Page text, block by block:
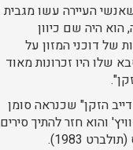
שאנשי העיירה עשו מגבית
היה שם כיוון
של דוכני המזון על
שלו היו זכרונות מאוד
ביריד של 1904 עם "דוכן המזון של דייב הזקן" שכנראה סומן
והוא חזר להתיך סירים
1983).